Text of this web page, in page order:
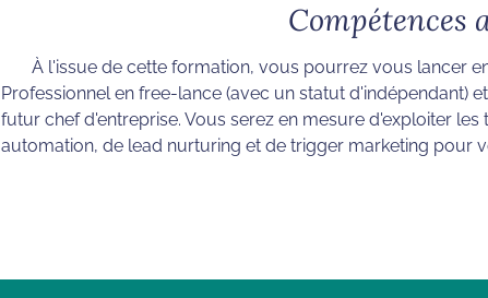
Compétences
À l'issue de cette formation, vous pourrez vous lancer
Professionnel en free-lance (avec un statut d'indépendant)
futur chef d'entreprise. Vous serez en mesure d'exploiter
automation, de lead nurturing et de trigger marketing pour